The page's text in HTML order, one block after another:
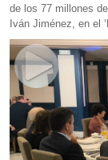
de los 77 millones
Iván Jiménez, en el